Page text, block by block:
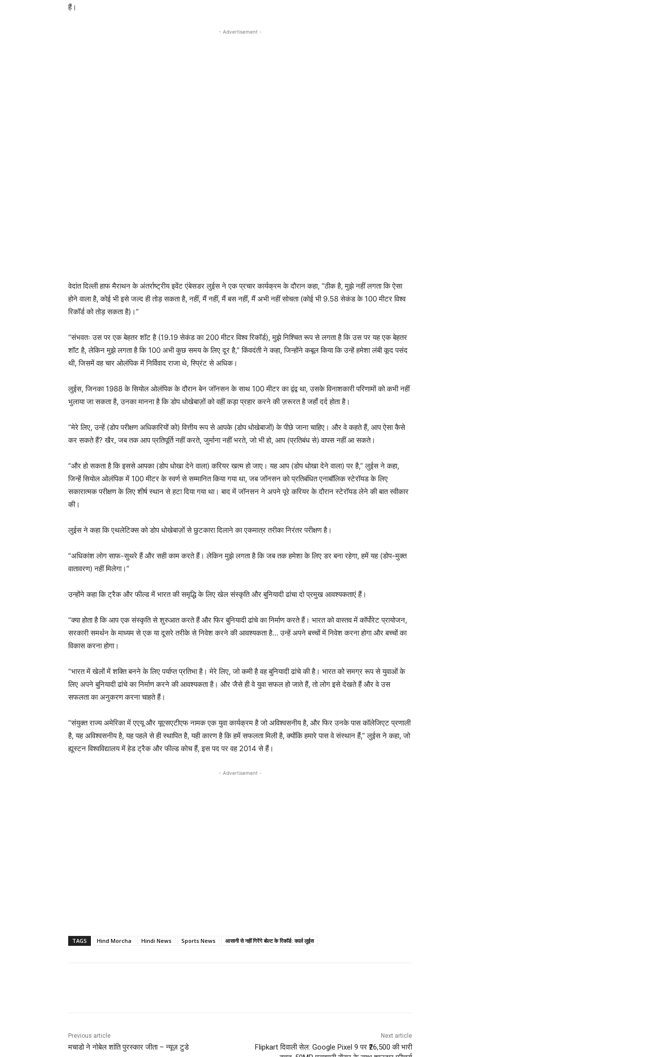
हैं।
- Advertisement -
वेदांत दिल्ली हाफ मैराथन के अंतर्राष्ट्रीय इवेंट एंबेसडर लुईस ने एक प्रचार कार्यक्रम के दौरान कहा, “ठीक है, मुझे नहीं लगता कि ऐसा
होने वाला है, कोई भी इसे जल्द ही तोड़ सकता है, नहीं, मैं नहीं, मैं बस नहीं, मैं अभी नहीं सोचता (कोई भी 9.58 सेकंड के 100 मीटर विश्व
रिकॉर्ड को तोड़ सकता है)।”
“संभवतः उस पर एक बेहतर शॉट है (19.19 सेकंड का 200 मीटर विश्व रिकॉर्ड), मुझे निश्चित रूप से लगता है कि उस पर यह एक बेहतर
शॉट है, लेकिन मुझे लगता है कि 100 अभी कुछ समय के लिए दूर है,” किंवदंती ने कहा, जिन्होंने कबूल किया कि उन्हें हमेशा लंबी कूद पसंद
थी, जिसमें वह चार ओलंपिक में निर्विवाद राजा थे, स्प्रिंट से अधिक।
लुईस, जिनका 1988 के सियोल ओलंपिक के दौरान बेन जॉनसन के साथ 100 मीटर का द्वंद्व था, उसके विनाशकारी परिणामों को कभी नहीं
भुलाया जा सकता है, उनका मानना ​​है कि डोप धोखेबाज़ों को वहीं कड़ा प्रहार करने की ज़रूरत है जहाँ दर्द होता है।
“मेरे लिए, उन्हें (डोप परीक्षण अधिकारियों को) वित्तीय रूप से आपके (डोप धोखेबाजों) के पीछे जाना चाहिए। और वे कहते हैं, आप ऐसा कैसे
कर सकते हैं? खैर, जब तक आप प्रतिपूर्ति नहीं करते, जुर्माना नहीं भरते, जो भी हो, आप (प्रतिबंध से) वापस नहीं आ सकते।
“और हो सकता है कि इससे आपका (डोप धोखा देने वाला) करियर खत्म हो जाए। यह आप (डोप धोखा देने वाला) पर है,” लुईस ने कहा,
जिन्हें सियोल ओलंपिक में 100 मीटर के स्वर्ण से सम्मानित किया गया था, जब जॉनसन को प्रतिबंधित एनाबॉलिक स्टेरॉयड के लिए
सकारात्मक परीक्षण के लिए शीर्ष स्थान से हटा दिया गया था। बाद में जॉनसन ने अपने पूरे करियर के दौरान स्टेरॉयड लेने की बात स्वीकार
की।
लुईस ने कहा कि एथलेटिक्स को डोप धोखेबाज़ों से छुटकारा दिलाने का एकमात्र तरीका निरंतर परीक्षण है।
“अधिकांश लोग साफ-सुथरे हैं और सही काम करते हैं। लेकिन मुझे लगता है कि जब तक हमेशा के लिए डर बना रहेगा, हमें यह (डोप-मुक्त
वातावरण) नहीं मिलेगा।”
उन्होंने कहा कि ट्रैक और फील्ड में भारत की समृद्धि के लिए खेल संस्कृति और बुनियादी ढांचा दो प्रमुख आवश्यकताएं हैं।
“क्या होता है कि आप एक संस्कृति से शुरुआत करते हैं और फिर बुनियादी ढांचे का निर्माण करते हैं। भारत को वास्तव में कॉर्पोरेट प्रायोजन,
सरकारी समर्थन के माध्यम से एक या दूसरे तरीके से निवेश करने की आवश्यकता है… उन्हें अपने बच्चों में निवेश करना होगा और बच्चों का
विकास करना होगा।
“भारत में खेलों में शक्ति बनने के लिए पर्याप्त प्रतिभा है। मेरे लिए, जो कमी है वह बुनियादी ढांचे की है। भारत को समग्र रूप से युवाओं के
लिए अपने बुनियादी ढांचे का निर्माण करने की आवश्यकता है। और जैसे ही वे युवा सफल हो जाते हैं, तो लोग इसे देखते हैं और वे उस
सफलता का अनुकरण करना चाहते हैं।
“संयुक्त राज्य अमेरिका में एएयू और यूएसएटीएफ नामक एक युवा कार्यक्रम है जो अविश्वसनीय है, और फिर उनके पास कॉलेजिएट प्रणाली
है, यह अविश्वसनीय है, यह पहले से ही स्थापित है, यही कारण है कि हमें सफलता मिली है, क्योंकि हमारे पास वे संस्थान हैं,” लुईस ने कहा, जो
ह्यूस्टन विश्वविद्यालय में हेड ट्रैक और फील्ड कोच हैं, इस पद पर वह 2014 से हैं।
- Advertisement -
TAGS Hind Morcha Hindi News Sports News आसानी से नहीं गिरेंगे बोल्ट के रिकॉर्ड: कार्ल लुईस
Previous article
मचाडो ने नोबेल शांति पुरस्कार जीता – न्यूज़ टुडे
Next article
Flipkart दिवाली सेल: Google Pixel 9 पर ₹26,500 की भारी